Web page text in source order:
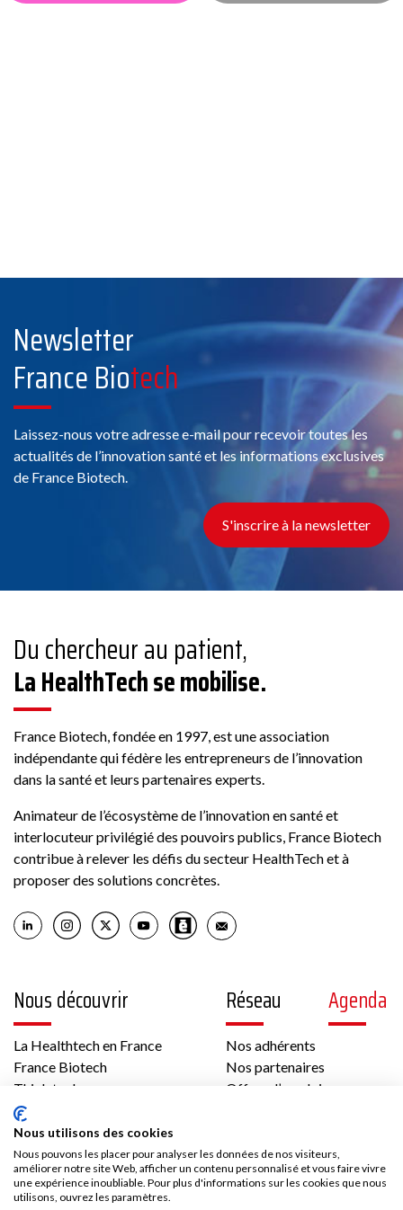
Newsletter
France Biotech
Laissez-nous votre adresse e-mail pour recevoir toutes les
actualités de l’innovation santé et les informations exclusives
de France Biotech.
S'inscrire à la newsletter
Du chercheur au patient,
La HealthTech se mobilise.
France Biotech, fondée en 1997, est une association
indépendante qui fédère les entrepreneurs de l’innovation
dans la santé et leurs partenaires experts.
Animateur de l’écosystème de l’innovation en santé et
interlocuteur privilégié des pouvoirs publics, France Biotech
contribue à relever les défis du secteur HealthTech et à
proposer des solutions concrètes.
Nous découvrir
La Healthtech en France
France Biotech
Think tank
International
Les temps forts de France Biotech
Gouvernance et équipe
Réseau
Nos adhérents
Nos partenaires
Offres d’emploi
Agenda
Contenus Presse
Nous utilisons des cookies
Nous pouvons les placer pour analyser les données de nos visiteurs,
améliorer notre site Web, afficher un contenu personnalisé et vous faire vivre
une expérience inoubliable. Pour plus d'informations sur les cookies que nous
utilisons, ouvrez les paramètres.